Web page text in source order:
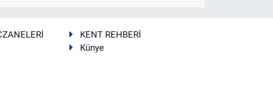
KENT REHBERİ
Künye